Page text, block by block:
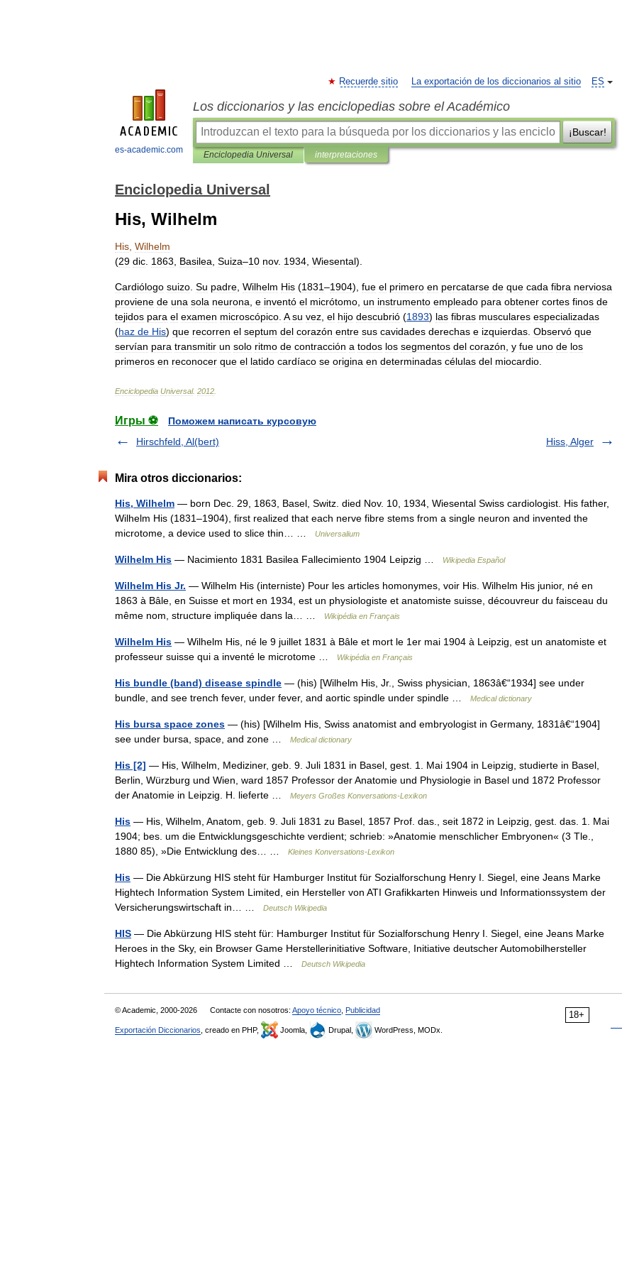
es-academic.com
ES
Recuerde sitio La exportación de los diccionarios al sitio
Los diccionarios y las enciclopedias sobre el Académico
¡Buscar!
Enciclopedia Universal interpretaciones
Enciclopedia Universal
His, Wilhelm
His Wilhelm
(29 dic 1863 Basilea Suiza–10 nov. 1934 Wiesental).
Cardiólogo suizo Su padre Wilhelm His (1831–1904), fue el primero en percatarse de que cada fibra nerviosa
proviene de una sola neurona e inventó el micrótomo un instrumento empleado para obtener cortes finos de
tejidos para el examen microscópico A su vez el hijo descubrió (1893) las fibras musculares especializadas
(haz de His) que recorren el septum del corazón entre sus cavidades derechas e izquierdas Observó que
servían para transmitir un solo ritmo de contracción a todos los segmentos del corazón y fue uno de los
primeros en reconocer que el latido cardíaco se origina en determinadas células del miocardio
Enciclopedia Universal. 2012
Игры ⚽
Поможем написать курсовую
Hirschfeld, Al(bert)
Hiss, Alger
Mira otros diccionarios:
His, Wilhelm — born Dec. 29, 1863, Basel, Switz. died Nov. 10, 1934, Wiesental Swiss cardiologist. His father,
Wilhelm His (1831–1904), first realized that each nerve fibre stems from a single neuron and invented the
microtome, a device used to slice thin… …
Universalium
Wilhelm His — Nacimiento 1831 Basilea Fallecimiento 1904 Leipzig … Wikipedia Español
Wilhelm His Jr. — Wilhelm His (interniste) Pour les articles homonymes, voir His. Wilhelm His junior, né en
1863 à Bâle, en Suisse et mort en 1934, est un physiologiste et anatomiste suisse, découvreur du faisceau du
même nom, structure impliquée dans la… …
Wikipédia en Français
Wilhelm His — Wilhelm His, né le 9 juillet 1831 à Bâle et mort le 1er mai 1904 à Leipzig, est un anatomiste et
professeur suisse qui a inventé le microtome …
Wikipédia en Français
His bundle (band) disease spindle — (his) [Wilhelm His, Jr., Swiss physician, 1863â€“1934] see under
bundle, and see trench fever, under fever, and aortic spindle under spindle …
Medical dictionary
His bursa space zones — (his) [Wilhelm His, Swiss anatomist and embryologist in Germany, 1831â€“1904]
see under bursa, space, and zone …
Medical dictionary
His [2] — His, Wilhelm, Mediziner, geb. 9. Juli 1831 in Basel, gest. 1. Mai 1904 in Leipzig, studierte in Basel,
Berlin, Würzburg und Wien, ward 1857 Professor der Anatomie und Physiologie in Basel und 1872 Professor
der Anatomie in Leipzig. H. lieferte …
Meyers Großes Konversations-Lexikon
His — His, Wilhelm, Anatom, geb. 9. Juli 1831 zu Basel, 1857 Prof. das., seit 1872 in Leipzig, gest. das. 1. Mai
1904; bes. um die Entwicklungsgeschichte verdient; schrieb: »Anatomie menschlicher Embryonen« (3 Tle.,
1880 85), »Die Entwicklung des… …
Kleines Konversations-Lexikon
His — Die Abkürzung HIS steht für Hamburger Institut für Sozialforschung Henry I. Siegel, eine Jeans Marke
Hightech Information System Limited, ein Hersteller von ATI Grafikkarten Hinweis und Informationssystem der
Versicherungswirtschaft in… …
Deutsch Wikipedia
HIS — Die Abkürzung HIS steht für: Hamburger Institut für Sozialforschung Henry I. Siegel, eine Jeans Marke
Heroes in the Sky, ein Browser Game Herstellerinitiative Software, Initiative deutscher Automobilhersteller
Hightech Information System Limited …
Deutsch Wikipedia
18+
© Academic, 2000-2026 Contacte con nosotros: Apoyo técnico Publicidad
Exportación Diccionarios , creado en PHP, Joomla, Drupal, WordPress, MODx.